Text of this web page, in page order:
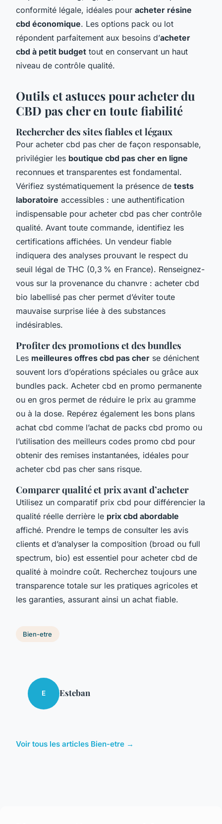
conformité légale, idéales pour acheter résine
cbd économique. Les options pack ou lot
répondent parfaitement aux besoins d’acheter
cbd à petit budget tout en conservant un haut
niveau de contrôle qualité.
Outils et astuces pour acheter du
CBD pas cher en toute fiabilité
Rechercher des sites fiables et légaux
Pour acheter cbd pas cher de façon responsable,
privilégier les boutique cbd pas cher en ligne
reconnues et transparentes est fondamental.
Vérifiez systématiquement la présence de tests
laboratoire accessibles : une authentification
indispensable pour acheter cbd pas cher contrôle
qualité. Avant toute commande, identifiez les
certifications affichées. Un vendeur fiable
indiquera des analyses prouvant le respect du
seuil légal de THC (0,3 % en France). Renseignez-
vous sur la provenance du chanvre : acheter cbd
bio labellisé pas cher permet d’éviter toute
mauvaise surprise liée à des substances
indésirables.
Profiter des promotions et des bundles
Les meilleures offres cbd pas cher se dénichent
souvent lors d’opérations spéciales ou grâce aux
bundles pack. Acheter cbd en promo permanente
ou en gros permet de réduire le prix au gramme
ou à la dose. Repérez également les bons plans
achat cbd comme l’achat de packs cbd promo ou
l’utilisation des meilleurs codes promo cbd pour
obtenir des remises instantanées, idéales pour
acheter cbd pas cher sans risque.
Comparer qualité et prix avant d’acheter
Utilisez un comparatif prix cbd pour différencier la
qualité réelle derrière le prix cbd abordable
affiché. Prendre le temps de consulter les avis
clients et d’analyser la composition (broad ou full
spectrum, bio) est essentiel pour acheter cbd de
qualité à moindre coût. Recherchez toujours une
transparence totale sur les pratiques agricoles et
les garanties, assurant ainsi un achat fiable.
Bien-etre
E Esteban
Voir tous les articles Bien-etre →